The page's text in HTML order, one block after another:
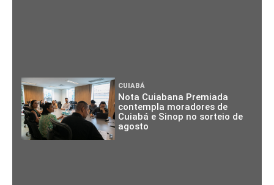
CUIABÁ
Nota Cuiabana Premiada
contempla moradores de
Cuiabá e Sinop no sorteio de
agosto